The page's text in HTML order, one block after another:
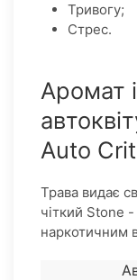
Тривогу;
Стрес.
Аромат
Auto
Трава видає
чіткий Stone -
наркотичним